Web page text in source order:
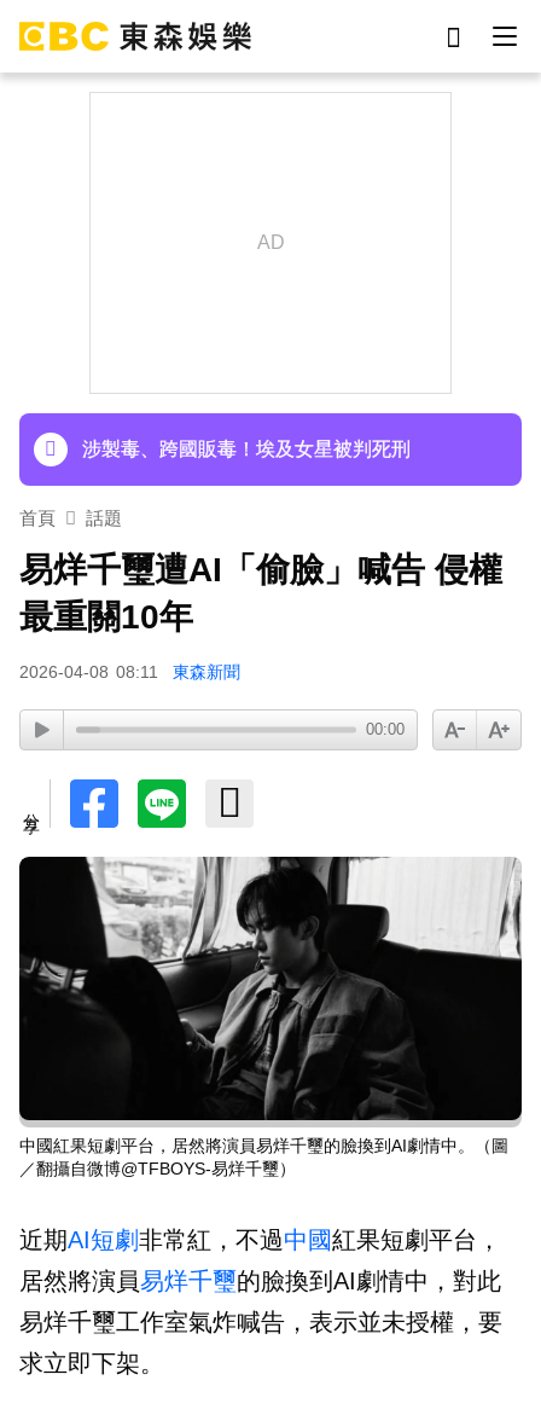
涉製毒、跨國販毒！埃及女星被判死刑
美國抗癌網紅拒安寧！家屬證實死訊 得年26歲
寬魚營收衰退 「點名王心凌、楊丞琳」網笑翻：
太誠實
下載東森App，隨時掌握天下大小事！
《半澤直樹》男星宣布再婚！迎新生命雙喜臨門
首頁 話題
易烊千璽遭AI「偷臉」喊告 侵權
最重關10年
2026-04-08 08:11 東森新聞
00:00
中國紅果短劇平台，居然將演員易烊千璽的臉換到AI劇情中。（圖
／翻攝自微博@TFBOYS-易烊千璽）
近期AI短劇非常紅，不過中國紅果短劇平台，
居然將演員易烊千璽的臉換到AI劇情中，對此
易烊千璽工作室氣炸喊告，表示並未授權，要
求立即下架。